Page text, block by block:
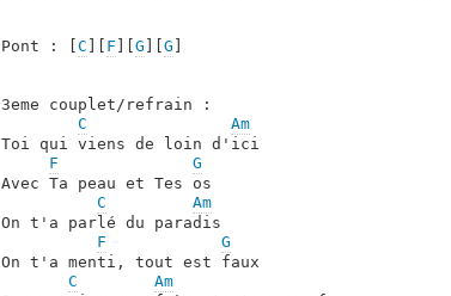
Pont : [ C F G G
3eme couplet/refrain :
C
Am
Toi qui viens de loin d'ici
F
G
Avec Ta peau et Tes os
C
Am
On t'a parlé du paradis
F
G
On t'a menti, tout est faux
C
Am